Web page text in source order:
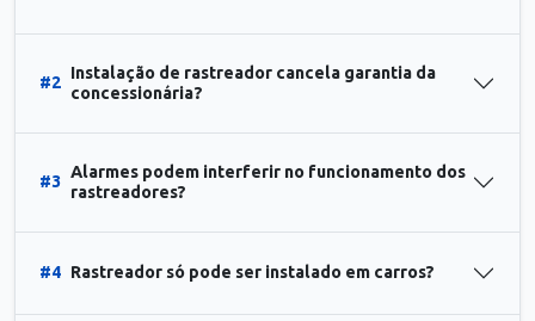
#2
Instalação de rastreador cancela garantia da
concessionária?
#3
Alarmes podem interferir no funcionamento dos
rastreadores?
#4 Rastreador só pode ser instalado em carros?